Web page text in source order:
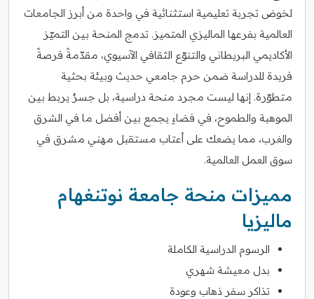
لخوض تجربة تعليمية استثنائية في واحدة من أبرز الجامعات
العالمية بفرعها الماليزي المتميز. تدمج المنحة بين التميّز
الأكاديمي البريطاني والتنوّع الثقافي الآسيوي، مقدّمةً فرصةً
فريدة للدراسة ضمن حرم جامعي حديث وبيئة بحثية
متطوّرة. إنها ليست مجرد منحة دراسية، بل جسرٌ يربط بين
الموهبة والطموح، في فضاءٍ يجمع بين أفضل ما في الشرق
والغرب، مما يضعك على أعتاب مستقبل مهني مشرق في
سوق العمل العالمية.
مميزات منحة جامعة نوتنغهام
ماليزيا
الرسوم الدراسية الكاملة
بدل معيشة شهري
تذاكر سفر ذهاب وعودة